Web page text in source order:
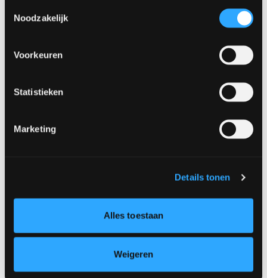
Noodzakelijk
Voorkeuren
Statistieken
Marketing
Details tonen
Alles toestaan
Weigeren